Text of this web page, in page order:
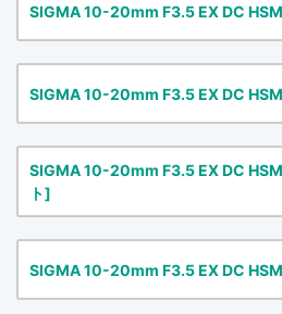
SIGMA 10-20mm F3.5 EX DC
SIGMA 10-20mm F3.5 EX DC
SIGMA 10-20mm F3.5 EX DC
ト]
SIGMA 10-20mm F3.5 EX DC